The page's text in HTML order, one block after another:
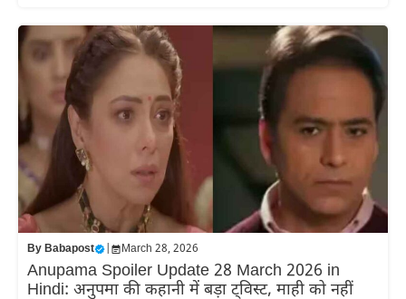
ByBabapost March 28, 2026
Anupama Spoiler Update 28 March 2026 in
Hindi: अनुपमा की कहानी में बड़ा ट्विस्ट, माही को नहीं